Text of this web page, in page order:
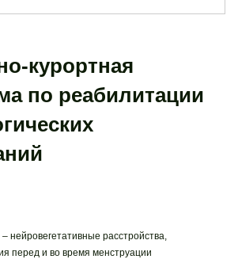
курортная
по реабилитации
нейровегетативные расстройства,
перед и во время менструации